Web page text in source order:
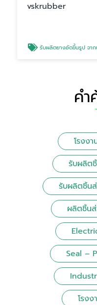
vskrubber
รับผลิตยางอัดขึ้นรูป จากยางธ
ค
โรงง
รับผลิต
รับผลิตชิ้น
ผลิตชิ้นส่
Seal –
โรง